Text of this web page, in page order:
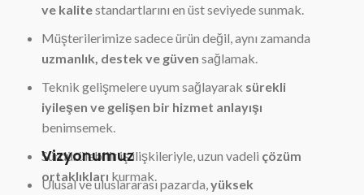
ve kalitestandartlarını en üst seviyede sunmak.
Müşterilerimize sadece ürün değil, aynı zamanda
uzmanlık, destek ve güven sağlamak.
Teknik gelişmelere uyum sağlayarak sürekli
iyileşen ve gelişen bir hizmet anlayışı
benimsemek.
Sürdürülebilir iş ilişkileriyle, uzun vadeli çözüm
ortaklıkları kurmak.
Vizyonumuz
Ulusal ve uluslararası pazarda,yüksek